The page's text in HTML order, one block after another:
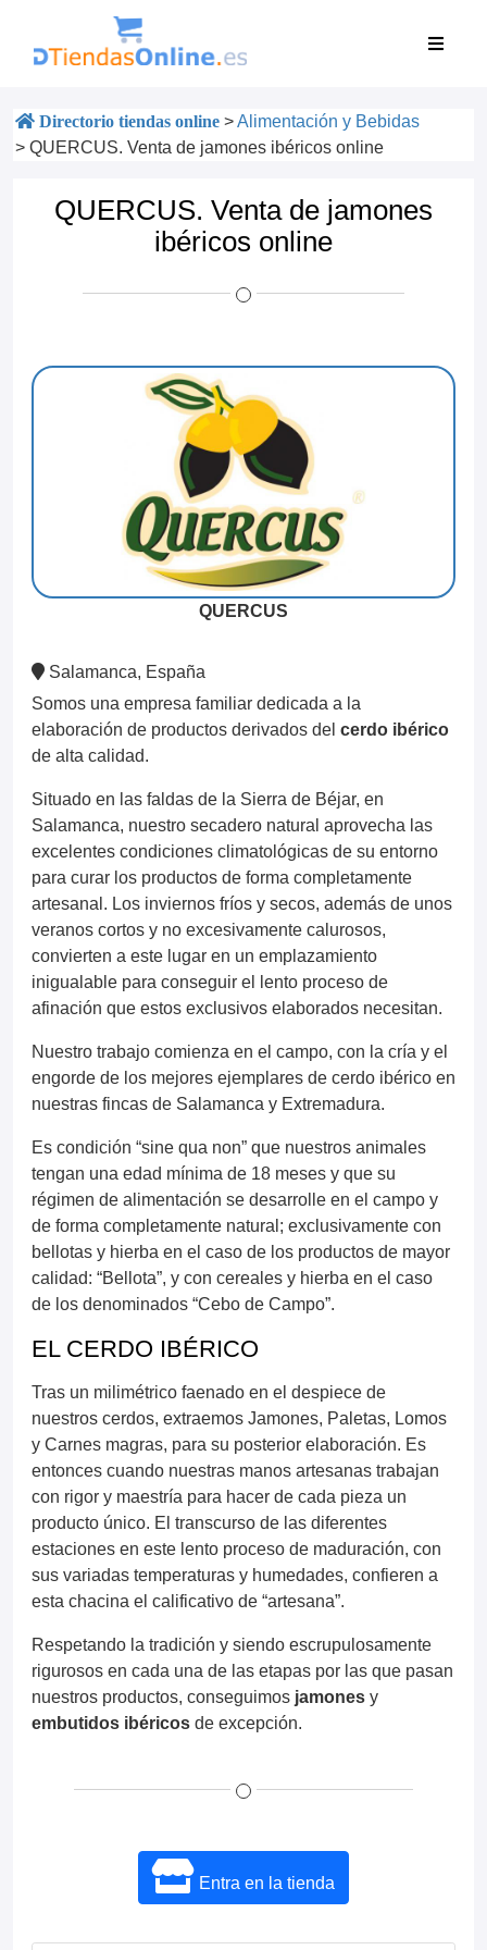
Directorio tiendas online >Alimentación y Bebidas
> QUERCUS. Venta de jamones ibéricos online
QUERCUS. Venta de jamones
ibéricos online
QUERCUS
Salamanca, España
Somos una empresa familiar dedicada a la
elaboración de productos derivados del cerdo ibérico
de alta calidad.
Situado en las faldas de la Sierra de Béjar, en
Salamanca, nuestro secadero natural aprovecha las
excelentes condiciones climatológicas de su entorno
para curar los productos de forma completamente
artesanal. Los inviernos fríos y secos, además de unos
veranos cortos y no excesivamente calurosos,
convierten a este lugar en un emplazamiento
inigualable para conseguir el lento proceso de
afinación que estos exclusivos elaborados necesitan.
Nuestro trabajo comienza en el campo, con la cría y el
engorde de los mejores ejemplares de cerdo ibérico en
nuestras fincas de Salamanca y Extremadura.
Es condición “sine qua non” que nuestros animales
tengan una edad mínima de 18 meses y que su
régimen de alimentación se desarrolle en el campo y
de forma completamente natural; exclusivamente con
bellotas y hierba en el caso de los productos de mayor
calidad: “Bellota”, y con cereales y hierba en el caso
de los denominados “Cebo de Campo”.
EL CERDO IBÉRICO
Tras un milimétrico faenado en el despiece de
nuestros cerdos, extraemos Jamones, Paletas, Lomos
y Carnes magras, para su posterior elaboración. Es
entonces cuando nuestras manos artesanas trabajan
con rigor y maestría para hacer de cada pieza un
producto único. El transcurso de las diferentes
estaciones en este lento proceso de maduración, con
sus variadas temperaturas y humedades, confieren a
esta chacina el calificativo de “artesana”.
Respetando la tradición y siendo escrupulosamente
rigurosos en cada una de las etapas por las que pasan
nuestros productos, conseguimos jamones y
embutidos ibéricos de excepción.
Entra en la tienda